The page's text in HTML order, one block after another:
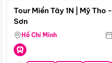
Tour Miền Tây 1N | Mỹ Tho
Sơn
Hồ Chí Minh